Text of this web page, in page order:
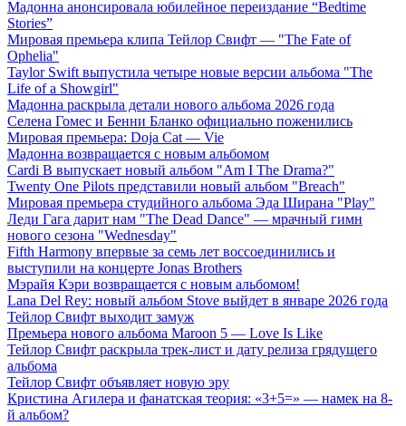
Мадонна анонсировала юбилейное переиздание “Bedtime
Stories”
Мировая премьера клипа Тейлор Свифт — "The Fate of
Ophelia"
Taylor Swift выпустила четыре новые версии альбома "The
Life of a Showgirl"
Мадонна раскрыла детали нового альбома 2026 года
Селена Гомес и Бенни Бланко официально поженились
Мировая премьера: Doja Cat — Vie
Мадонна возвращается с новым альбомом
Cardi B выпускает новый альбом "Am I The Drama?"
Twenty One Pilots представили новый альбом "Breach"
Мировая премьера студийного альбома Эда Ширана "Play"
Леди Гага дарит нам "The Dead Dance" — мрачный гимн
нового сезона "Wednesday"
Fifth Harmony впервые за семь лет воссоединились и
выступили на концерте Jonas Brothers
Мэрайя Кэри возвращается с новым альбомом!
Lana Del Rey: новый альбом Stove выйдет в январе 2026 года
Тейлор Свифт выходит замуж
Премьера нового альбома Maroon 5 — Love Is Like
Тейлор Свифт раскрыла трек-лист и дату релиза грядущего
альбома
Тейлор Свифт объявляет новую эру
Кристина Агилера и фанатская теория: «3+5=» — намек на 8-
й альбом?